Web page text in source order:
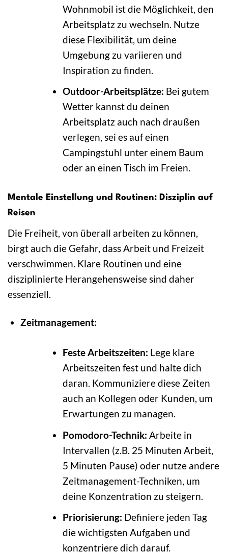
Wohnmobil ist die Möglichkeit, den
Arbeitsplatz zu wechseln. Nutze
diese Flexibilität, um deine
Umgebung zu variieren und
Inspiration zu finden.
Outdoor-Arbeitsplätze: Bei gutem
Wetter kannst du deinen
Arbeitsplatz auch nach draußen
verlegen, sei es auf einen
Campingstuhl unter einem Baum
oder an einen Tisch im Freien.
Mentale Einstellung und Routinen: Disziplin auf
Reisen
Die Freiheit, von überall arbeiten zu können,
birgt auch die Gefahr, dass Arbeit und Freizeit
verschwimmen. Klare Routinen und eine
disziplinierte Herangehensweise sind daher
essenziell.
Zeitmanagement:
Feste Arbeitszeiten: Lege klare
Arbeitszeiten fest und halte dich
daran. Kommuniziere diese Zeiten
auch an Kollegen oder Kunden, um
Erwartungen zu managen.
Pomodoro-Technik: Arbeite in
Intervallen (z.B. 25 Minuten Arbeit,
5 Minuten Pause) oder nutze andere
Zeitmanagement-Techniken, um
deine Konzentration zu steigern.
Priorisierung: Definiere jeden Tag
die wichtigsten Aufgaben und
konzentriere dich darauf.